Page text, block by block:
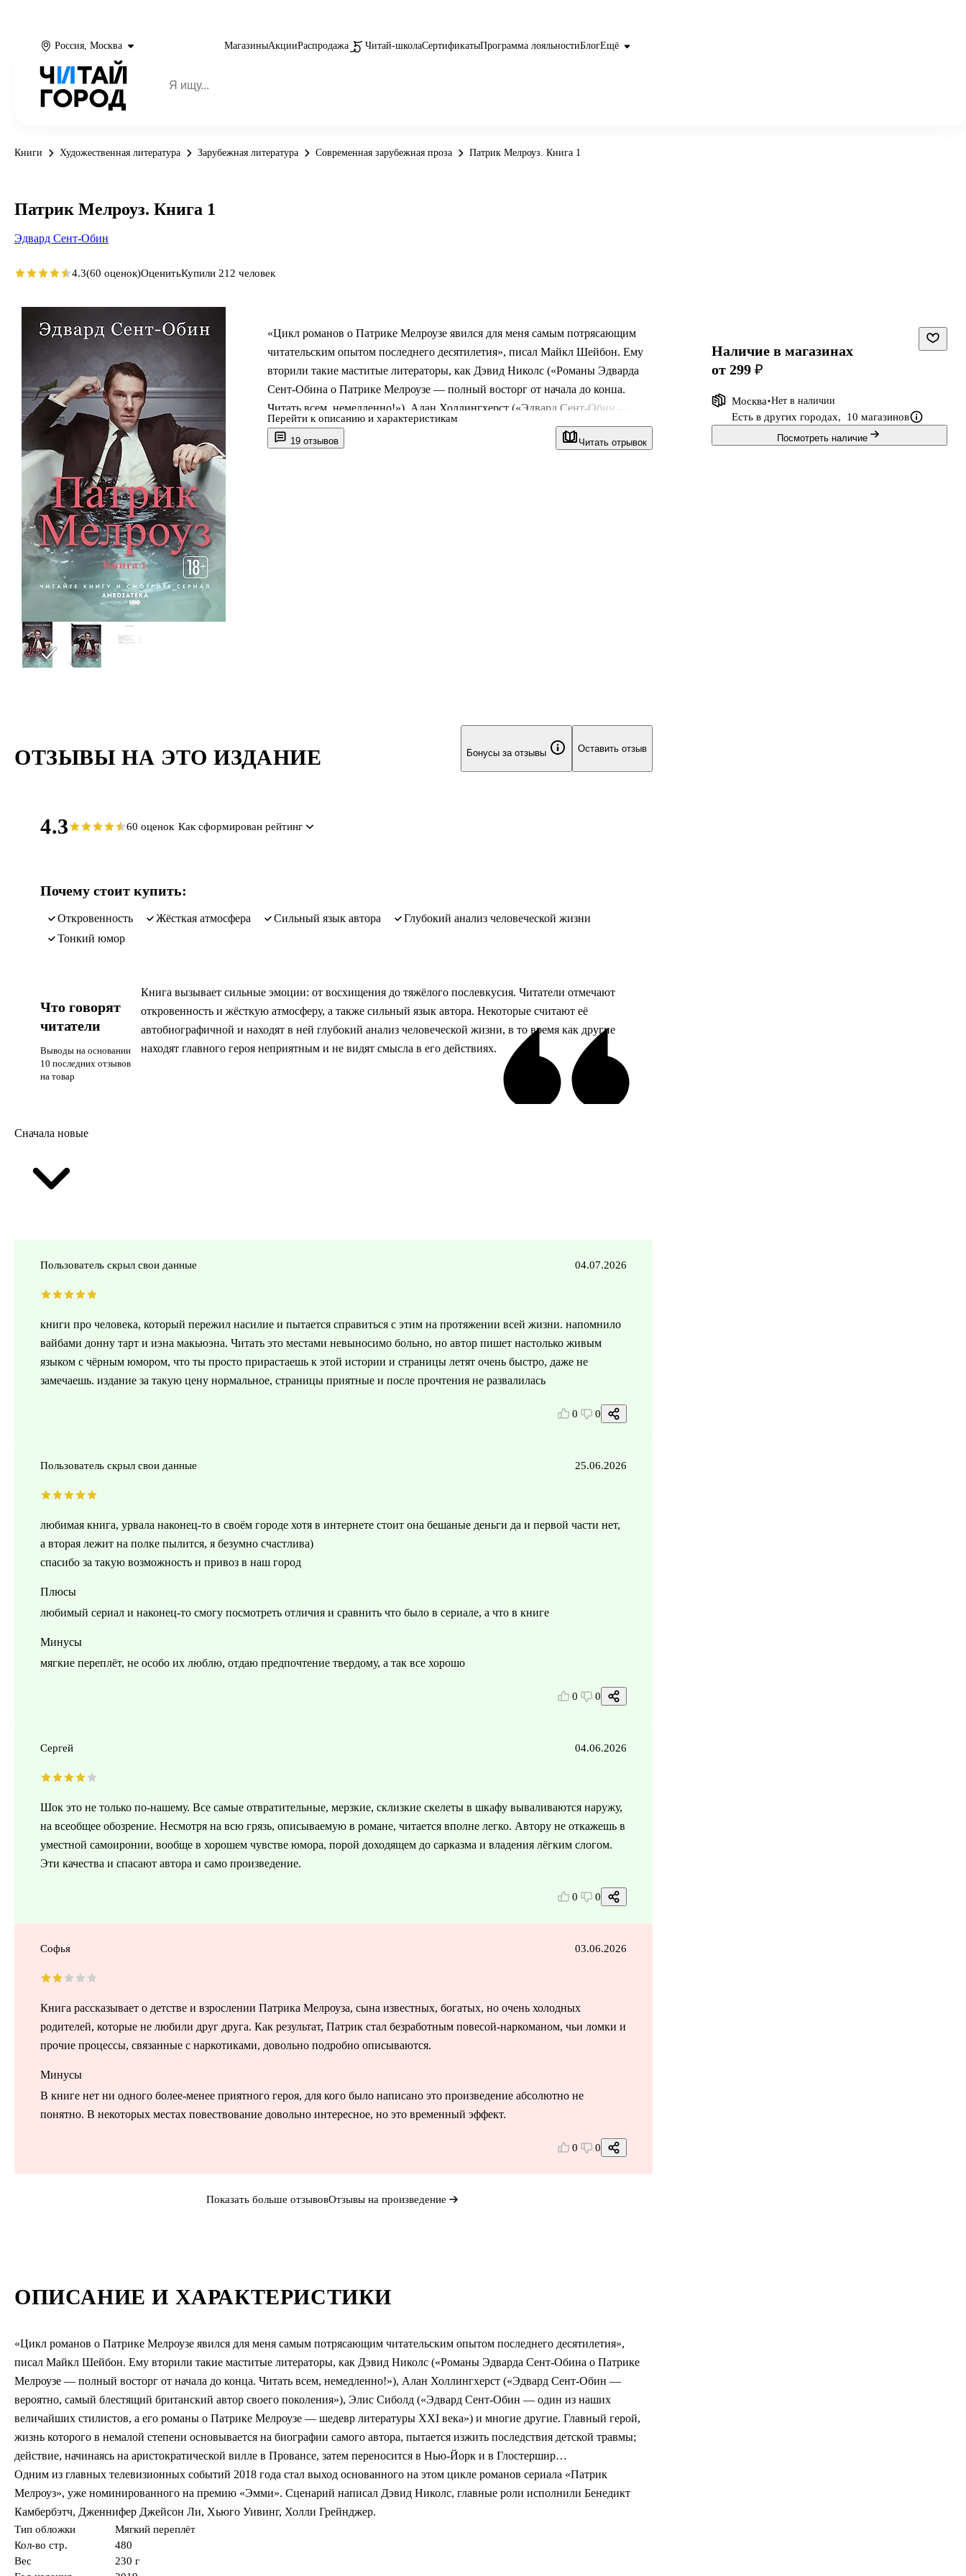
Россия, Москва МагазиныАкцииРаспродажа Читай-школаСертификатыПрограмма лояльностиБлогЕщё
Книги Художественная литература Зарубежная литература Современная зарубежная проза Патрик Мелроуз. Книга 1
19 отзывов Читать отрывок
«Цикл романов о Патрике Мелроузе явился для меня самым потрясающим
читательским опытом последнего десятилетия», писал Майкл Шейбон. Ему
вторили такие маститые литераторы, как Дэвид Николс («Романы Эдварда
Сент-Обина о Патрике Мелроузе — полный восторг от начала до конца.
Читать всем, немедленно!»), Алан Холлингхерст («Эдвард Сент-Обин —
вероятно, самый блестящий британский автор своего поколения»), Элис
Сиболд («Эдвард Сент-Обин — один из наших величайших стилистов, а его
Перейти к описанию и характеристикам
Патрик Мелроуз. Книга 1
Эдвард Сент-Обин
4.3(60 оценок)ОценитьКупили 212 человек
Наличие в магазинах
от 299 ₽
Москва Нет в наличии
Есть в других городах, 10 магазинов
Посмотреть наличие
ОПИСАНИЕ И ХАРАКТЕРИСТИКИ
«Цикл романов о Патрике Мелроузе явился для меня самым потрясающим читательским опытом последнего десятилетия»,
писал Майкл Шейбон. Ему вторили такие маститые литераторы, как Дэвид Николс («Романы Эдварда Сент-Обина о Патрике
Мелроузе — полный восторг от начала до конца. Читать всем, немедленно!»), Алан Холлингхерст («Эдвард Сент-Обин —
вероятно, самый блестящий британский автор своего поколения»), Элис Сиболд («Эдвард Сент-Обин — один из наших
величайших стилистов, а его романы о Патрике Мелроузе — шедевр литературы XXI века») и многие другие. Главный герой,
жизнь которого в немалой степени основывается на биографии самого автора, пытается изжить последствия детской травмы;
действие, начинаясь на аристократической вилле в Провансе, затем переносится в Нью-Йорк и в Глостершир…
Одним из главных телевизионных событий 2018 года стал выход основанного на этом цикле романов сериала «Патрик
Мелроуз», уже номинированного на премию «Эмми». Сценарий написал Дэвид Николс, главные роли исполнили Бенедикт
Камбербэтч, Дженнифер Джейсон Ли, Хьюго Уивинг, Холли Грейнджер.
Тип обложки
Мягкий переплёт
Кол-во стр.
480
Вес
230 г
ОТЗЫВЫ НА ЭТО ИЗДАНИЕ Бонусы за отзывы Оставить отзыв
4.3 60 оценок Как сформирован рейтинг
Почему стоит купить:
откровенность жёсткая атмосфера сильный язык автора
глубокий анализ человеческой жизни
тонкий юмор
Что говорят
читатели
Выводы на основании
10 последних отзывов
на товар
Книга вызывает сильные эмоции: от восхищения до тяжёлого послевкусия. Читатели отмечают
откровенность и жёсткую атмосферу, а также сильный язык автора. Некоторые считают её
автобиографичной и находят в ней глубокий анализ человеческой жизни, в то время как другие
находят главного героя неприятным и не видят смысла в его действиях.
Сначала новые
Пользователь скрыл свои данные 04.07.2026
книги про человека, который пережил насилие и пытается справиться с этим на протяжении всей жизни. напомнило
вайбами донну тарт и иэна макьюэна. Читать это местами невыносимо больно, но автор пишет настолько живым
языком с чёрным юмором, что ты просто прирастаешь к этой истории и страницы летят очень быстро, даже не
замечаешь. издание за такую цену нормальное, страницы приятные и после прочтения не развалилась
0 0
Пользователь скрыл свои данные 25.06.2026
любимая книга, урвала наконец-то в своём городе хотя в интернете стоит она бешаные деньги да и первой части нет,
а вторая лежит на полке пылится, я безумно счастлива)
спасибо за такую возможность и привоз в наш город
Плюсы
любимый сериал и наконец-то смогу посмотреть отличия и сравнить что было в сериале, а что в книге
Минусы
мягкие переплёт, не особо их люблю, отдаю предпочтение твердому, а так все хорошо
0 0
Сергей 04.06.2026
Шок это не только по-нашему. Все самые отвратительные, мерзкие, склизкие скелеты в шкафу вываливаются наружу,
на всеобщее обозрение. Несмотря на всю грязь, описываемую в романе, читается вполне легко. Автору не откажешь в
уместной самоиронии, вообще в хорошем чувстве юмора, порой доходящем до сарказма и владения лёгким слогом.
Эти качества и спасают автора и само произведение.
0 0
Софья 03.06.2026
Книга рассказывает о детстве и взрослении Патрика Мелроуза, сына известных, богатых, но очень холодных
родителей, которые не любили друг друга. Как результат, Патрик стал безработным повесой-наркоманом, чьи ломки и
прочие процессы, связанные с наркотиками, довольно подробно описываются.
Минусы
В книге нет ни одного более-менее приятного героя, для кого было написано это произведение абсолютно не
понятно. В некоторых местах повествование довольно интересное, но это временный эффект.
0 0
Показать больше отзывовОтзывы на произведение